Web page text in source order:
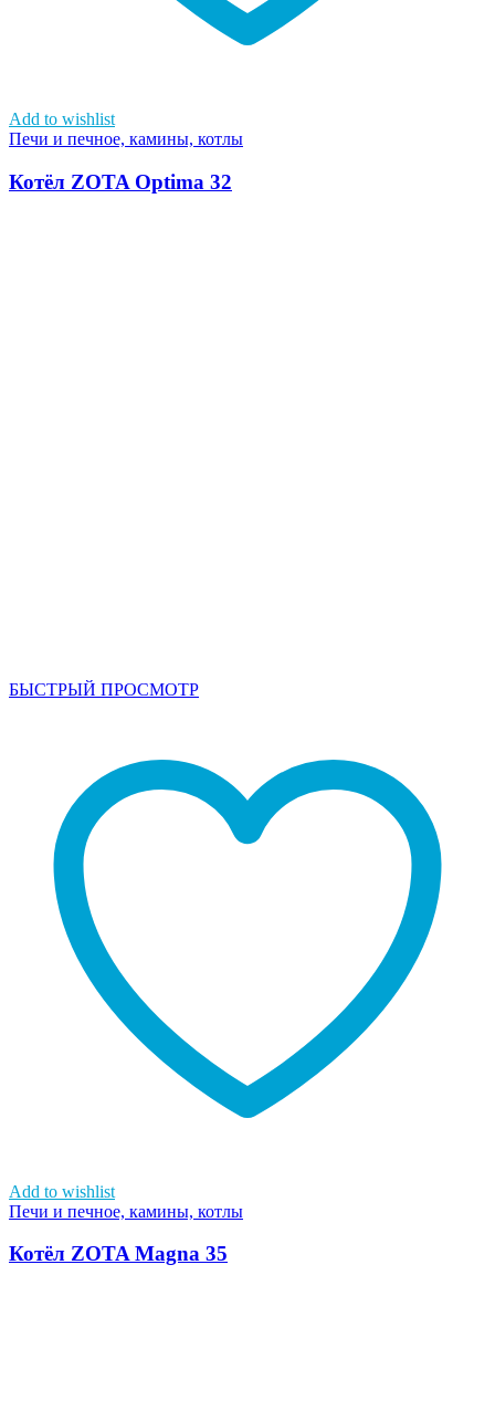
Add to wishlist
Печи и печное, камины, котлы
Котёл ZOTA Optima 32
БЫСТРЫЙ ПРОСМОТР
Add to wishlist
Печи и печное, камины, котлы
Котёл ZOTA Magna 35